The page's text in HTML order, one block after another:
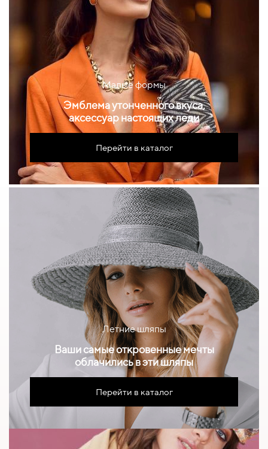
Малые формы
Эмблема утонченного вкуса,
аксессуар настоящих леди
Перейти в каталог
Летние шляпы
Ваши самые откровенные мечты
облачились в эти шляпы
Перейти в каталог